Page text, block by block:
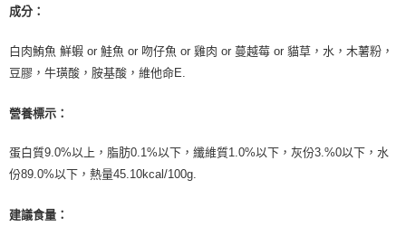
成分：
白肉鮪魚 鮮蝦 or 鮭魚 or 吻仔魚 or 雞肉 or 蔓越莓 or 貓草，水，木薯粉，
豆膠，牛璜酸，胺基酸，維他命E.
營養標示：
蛋白質9.0%以上，脂肪0.1%以下，纖維質1.0%以下，灰份3.%0以下，水
份89.0%以下，熱量45.10kcal/100g.
建議食量：